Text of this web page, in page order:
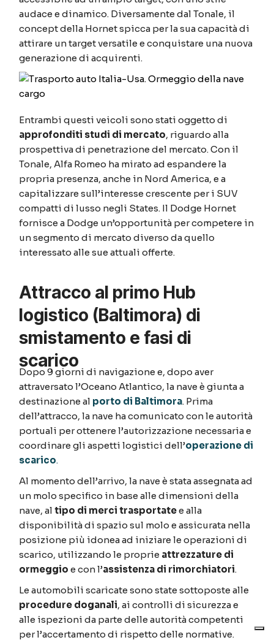
audace e dinamico. Diversamente dal Tonale, il
concept della Hornet spicca per la sua capacità di
attirare un target versatile e conquistare una nuova
generazione di acquirenti.
Entrambi questi veicoli sono stati oggetto di
approfonditi studi di mercato, riguardo alla
prospettiva di penetrazione del mercato. Con il
Tonale, Alfa Romeo ha mirato ad espandere la
propria presenza, anche in Nord America, e a
capitalizzare sull’interesse crescente per i SUV
compatti di lusso negli States. Il Dodge Hornet
fornisce a Dodge un’opportunità per competere in
un segmento di mercato diverso da quello
interessato alle sue attuali offerte.
Attracco al primo Hub
logistico (Baltimora) di
smistamento e fasi di
scarico
Dopo 9 giorni di navigazione e, dopo aver
attraversato l’Oceano Atlantico, la nave è giunta a
destinazione al porto di Baltimora. Prima
dell’attracco, la nave ha comunicato con le autorità
portuali per ottenere l’autorizzazione necessaria e
coordinare gli aspetti logistici dell’operazione di
scarico.
Al momento dell’arrivo, la nave è stata assegnata ad
un molo specifico in base alle dimensioni della
nave, altipo di merci trasportatee alla
disponibilità di spazio sul molo e assicurata nella
posizione più idonea ad iniziare le operazioni di
scarico, utilizzando le proprie attrezzature di
ormeggio e con l’assistenza di rimorchiatori.
Le automobili scaricate sono state sottoposte alle
procedure doganali, ai controlli di sicurezza e
alle ispezioni da parte delle autorità competenti
per l’accertamento di rispetto delle normative.